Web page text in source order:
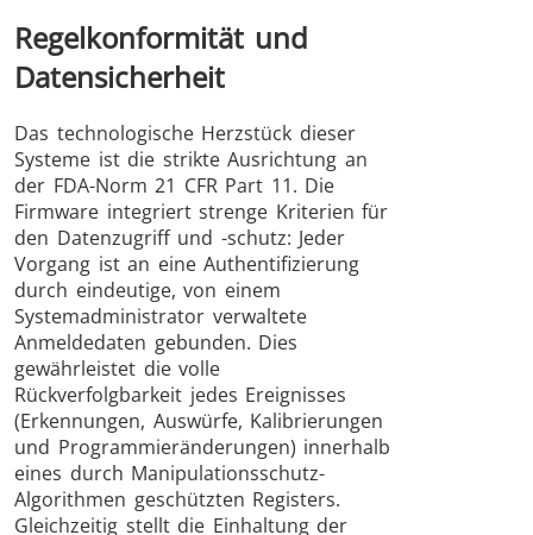
Regelkonformität und
Datensicherheit
Das technologische Herzstück dieser
Systeme ist die strikte Ausrichtung an
der FDA-Norm 21 CFR Part 11. Die
Firmware integriert strenge Kriterien für
den Datenzugriff und -schutz: Jeder
Vorgang ist an eine Authentifizierung
durch eindeutige, von einem
Systemadministrator verwaltete
Anmeldedaten gebunden. Dies
gewährleistet die volle
Rückverfolgbarkeit jedes Ereignisses
(Erkennungen, Auswürfe, Kalibrierungen
und Programmieränderungen) innerhalb
eines durch Manipulationsschutz-
Algorithmen geschützten Registers.
Gleichzeitig stellt die Einhaltung der